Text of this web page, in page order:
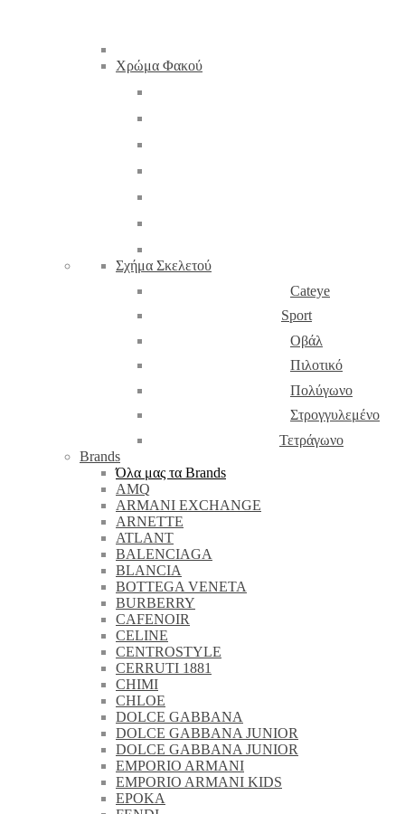
Χρώμα Φακού
Σχήμα Σκελετού
Cateye
Sport
Οβάλ
Πιλοτικό
Πολύγωνο
Στρογγυλεμένο
Τετράγωνο
Brands
Όλα μας τα Brands
AMQ
ARMANI EXCHANGE
ARNETTE
ATLANT
BALENCIAGA
BLANCIA
BOTTEGA VENETA
BURBERRY
CAFENOIR
CELINE
CENTROSTYLE
CERRUTI 1881
CHIMI
CHLOE
DOLCE GABBANA
DOLCE GABBANA JUNIOR
DOLCE GABBANA JUNIOR
EMPORIO ARMANI
EMPORIO ARMANI KIDS
EPOKA